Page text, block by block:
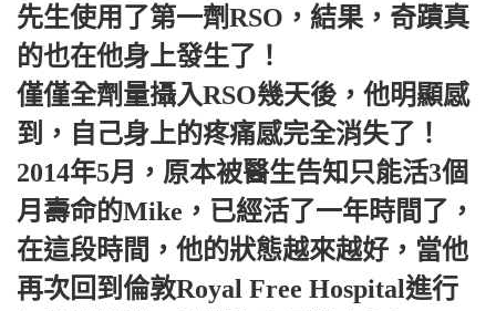
先生使用了第一劑RSO，結果，奇蹟真
的也在他身上發生了！
僅僅全劑量攝入RSO幾天後，他明顯感
到，自己身上的疼痛感完全消失了！
2014年5月，原本被醫生告知只能活3個
月壽命的Mike，已經活了一年時間了，
在這段時間，他的狀態越來越好，當他
再次回到倫敦Royal Free Hospital進行